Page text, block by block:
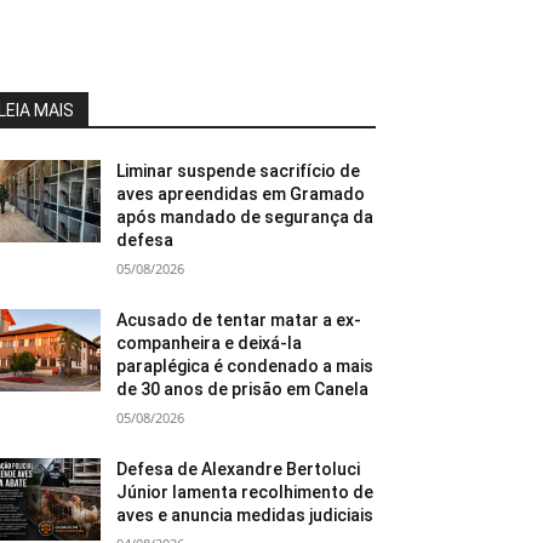
MAIS
Liminar suspende sacrifício de
aves apreendidas em Gramado
após mandado de segurança da
defesa
05/08/2026
Acusado de tentar matar a ex-
companheira e deixá-la
paraplégica é condenado a mais
de 30 anos de prisão em Canela
05/08/2026
Defesa de Alexandre Bertoluci
Júnior lamenta recolhimento de
aves e anuncia medidas judiciais